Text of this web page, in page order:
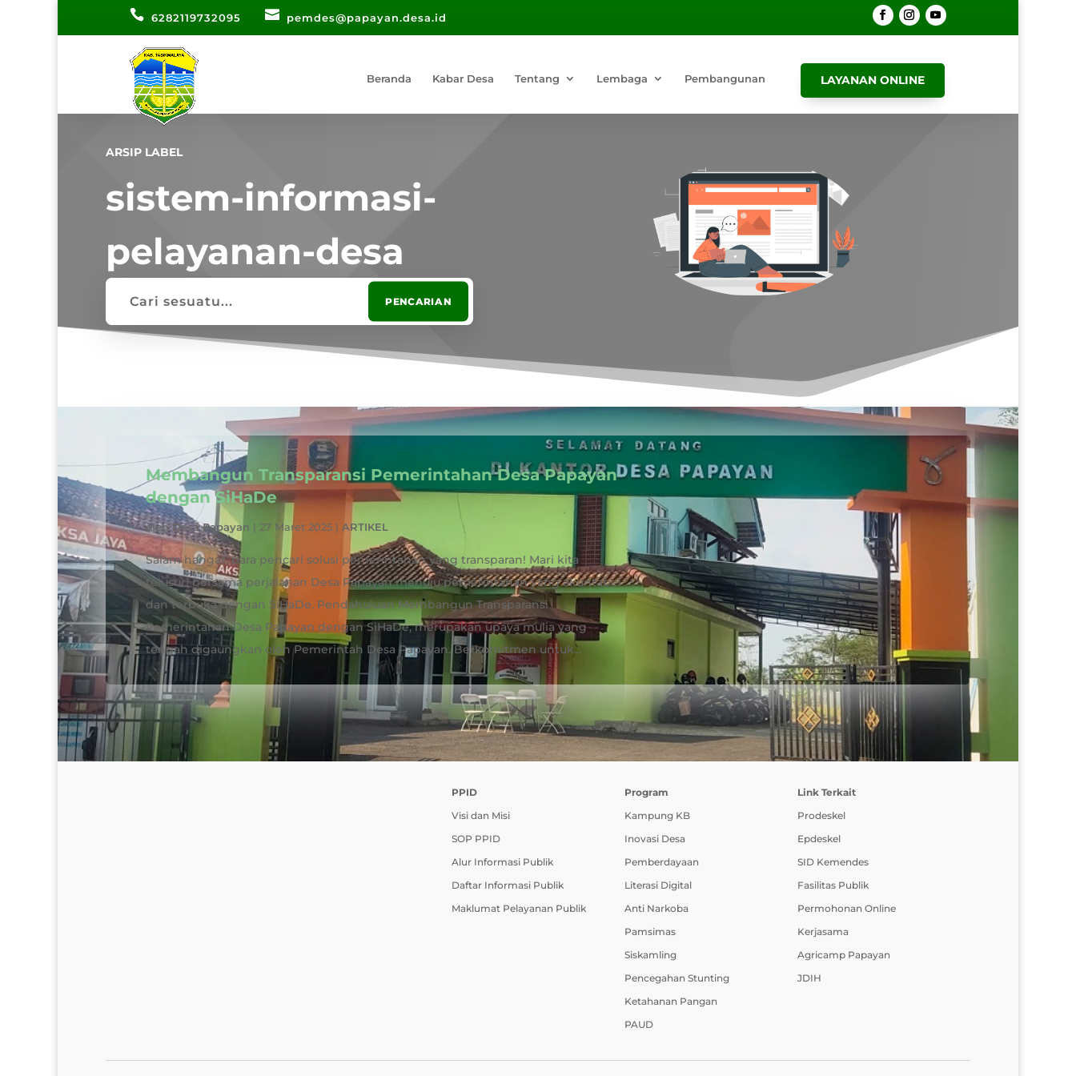
6282119732095 pemdes@papayan.desa.id
Beranda Kabar Desa Tentang Lembaga Pembangunan LAYANAN ONLINE
ARSIP LABEL
sistem-informasi-
pelayanan-desa
Membangun Transparansi Pemerintahan Desa Papayan
dengan SiHaDe
olehDesa Papayan | 27 Maret 2025 | ARTIKEL
Salam hangat, para pencari solusi pemerintahan yang transparan! Mari kita
telusuri bersama perjalanan Desa Papayan menuju pemerintahan yang akuntabel
dan terbuka dengan SiHaDe. Pendahuluan Membangun Transparansi
Pemerintahan Desa Papayan dengan SiHaDe, merupakan upaya mulia yang
tengah digaungkan oleh Pemerintah Desa Papayan. Berkomitmen untuk...
PPID
Visi dan Misi
SOP PPID
Alur Informasi Publik
Daftar Informasi Publik
Maklumat Pelayanan Publik
Program
Kampung KB
Inovasi Desa
Pemberdayaan
Literasi Digital
Anti Narkoba
Pamsimas
Siskamling
Pencegahan Stunting
Ketahanan Pangan
PAUD
Link Terkait
Prodeskel
Epdeskel
SID Kemendes
Fasilitas Publik
Permohonan Online
Kerjasama
Agricamp Papayan
JDIH